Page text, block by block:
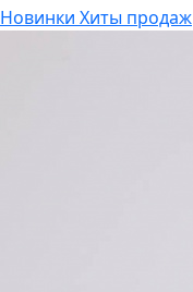
Новинки Хиты продаж